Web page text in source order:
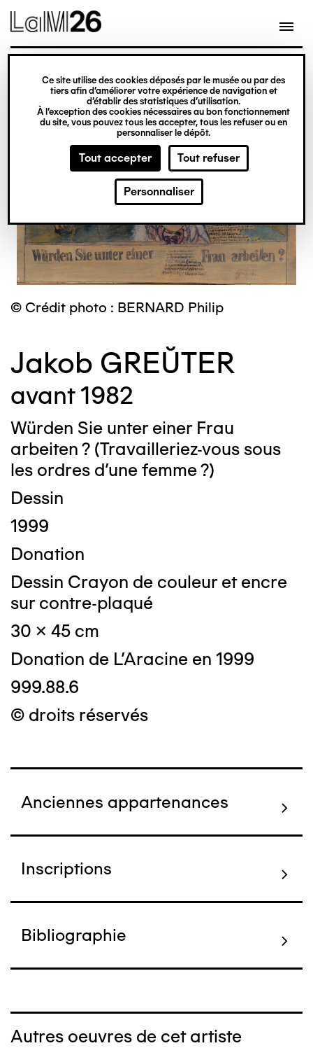
Gestion des cookies
Ce site utilise des cookies déposés par le musée ou par des
tiers afin d’améliorer votre expérience de navigation et
d’établir des statistiques d’utilisation.
À l’exception des cookies nécessaires au bon fonctionnement
du site, vous pouvez tous les accepter, tous les refuser ou en
personnaliser le dépôt.
Tout accepter Tout refuser
Personnaliser
contenu
© Crédit photo : BERNARD Philip
Jakob GREŬTER
avant 1982
Würden Sie unter einer Frau
arbeiten ? (Travailleriez-vous sous
les ordres d'une femme ?)
Dessin
1999
Donation
Dessin Crayon de couleur et encre
sur contre-plaqué
30 x 45 cm
Donation de L'Aracine en 1999
999.88.6
© droits réservés
Anciennes appartenances
Inscriptions
Bibliographie
Autres oeuvres de cet artiste